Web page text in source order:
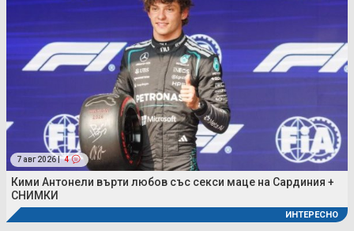
7 авг 2026 | 4
Кими Антонели върти любов със секси маце на Сардиния +
СНИМКИ
ИНТЕРЕСНО